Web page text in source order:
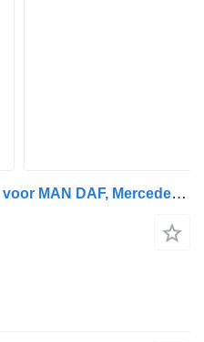
HACO 5502200h zwaailamp voor MAN DAF, Mercedes-Benz, Volvo, Scania, Renault, Iveco trekker